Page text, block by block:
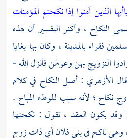
الذين آمنوا إذا نكحتم المؤمنات
النكاح ، وأكثر التفسير أن هذه
فقراء بالمدينة ، وكان بها بغايا
التزويج بهن وعولهن فأنزل الله -
الأزهري : أصل النكاح في كلام
نكاح ؛ لأنه سبب للوطء المباح .
وقد يكون العقد ، تقول : نكحتها
ناكح في بني فلان أي ذات زوج